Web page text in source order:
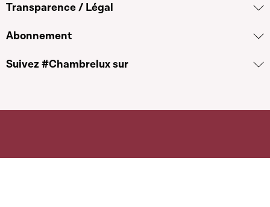
Transparence / Légal
Abonnement
Suivez #Chambrelux sur